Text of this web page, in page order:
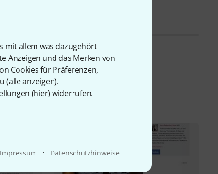
mit allem was dazugehört
Anzeigen und das Merken von
Cookies für Präferenzen,
(alle anzeigen).
(hier) widerrufen.
Impressum · Datenschutzhinweise